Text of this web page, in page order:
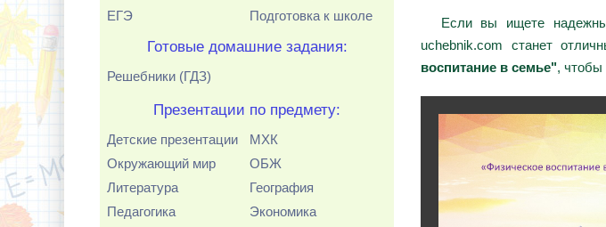
ЕГЭ
Подготовка к школе
Готовые домашние задания:
Решебники (ГДЗ)
Презентации по предмету:
Детские презентации
Окружающий мир
Литература
Педагогика
МХК
ОБЖ
География
Экономика
Если вы ищете
uchebnik.com станет
воспитание в семье", чтобы